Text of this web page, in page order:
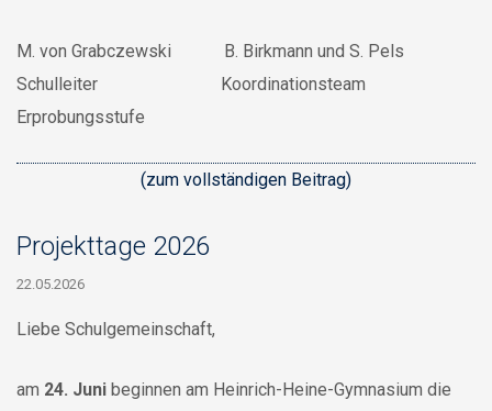
M. von Grabczewski B. Birkmann und S. Pels
Schulleiter Koordinationsteam
Erprobungsstufe
(zum vollständigen Beitrag)
Projekttage 2026
22.05.2026
Liebe Schulgemeinschaft,
am 24. Juni beginnen am Heinrich-Heine-Gymnasium die